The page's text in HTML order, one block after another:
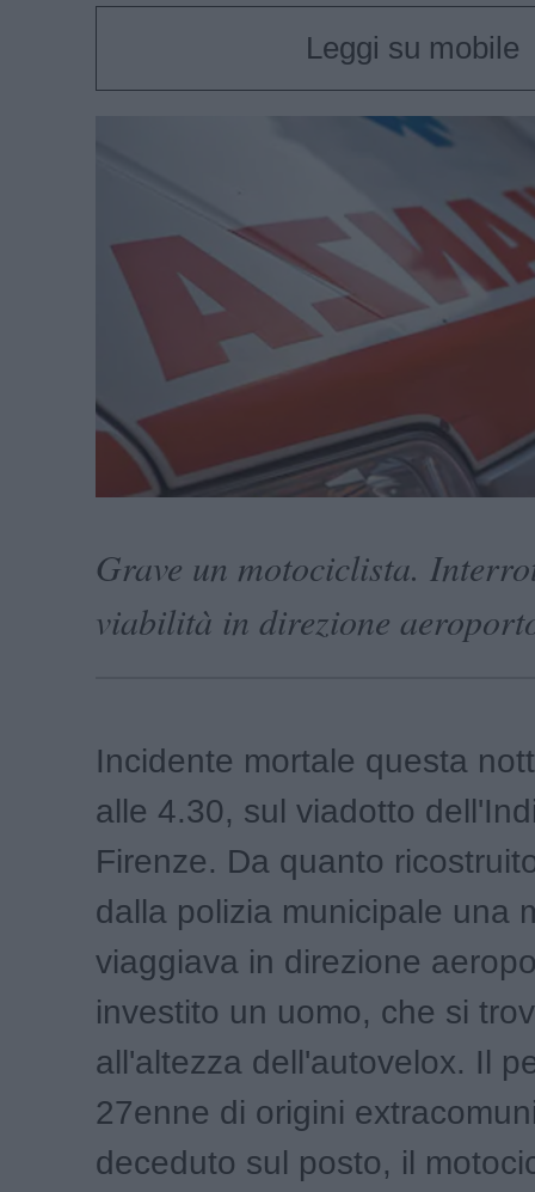
Leggi su mobile
Grave un motociclista.
viabilità in direzione
Incidente mortale questa
alle 4.30, sul viadotto
Firenze. Da quanto
dalla polizia municipale una
viaggiava in direzione
investito un uomo, che si
all'altezza dell'autovelox. Il
27enne di origini
deceduto sul posto, il